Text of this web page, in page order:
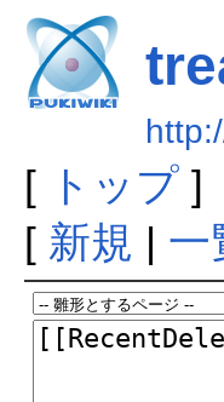
[ トップ]
[ 新規 | 一